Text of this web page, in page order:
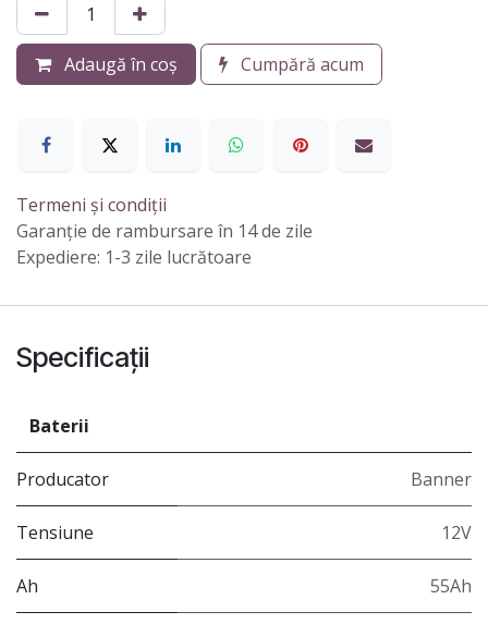
Adaugă în coș Cumpără acum
Termeni și condiții
Garanție de rambursare în 14 de zile
Expediere: 1-3 zile lucrătoare
Specificații
Baterii
Producator Banner
Tensiune 12V
Ah 55Ah